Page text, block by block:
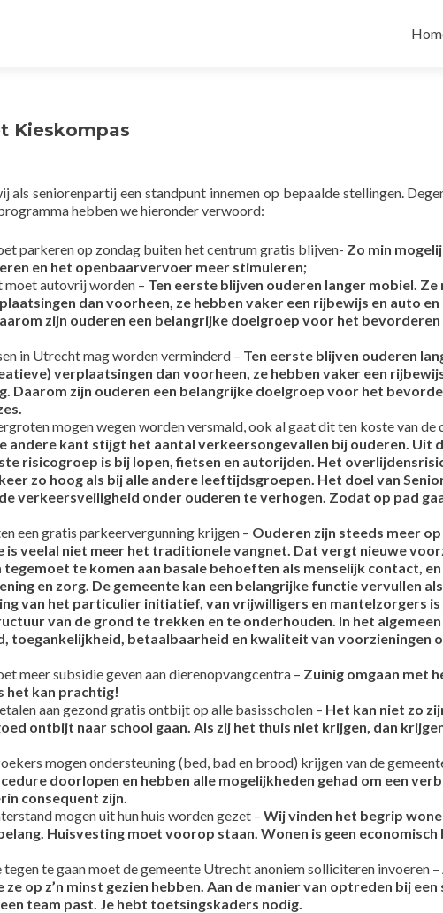
Kieskompas
als seniorenpartij een standpunt innemen op bepaalde stellingen.
hebben we hieronder verwoord:
parkeren op zondag buiten het centrum gratis blijven- Zo min
en het openbaarvervoer meer stimuleren;
autovrij worden – Ten eerste blijven ouderen langer mobiel. Ze
dan voorheen, ze hebben vaker een rijbewijs en auto en
zijn ouderen een belangrijke doelgroep voor het bevorderen
in Utrecht mag worden verminderd – Ten eerste blijven ouderen
verplaatsingen dan voorheen, ze hebben vaker een
Daarom zijn ouderen een belangrijke doelgroep voor het
mogen wegen worden versmald, ook al gaat dit ten koste van
andere kant stijgt het aantal verkeersongevallen bij ouderen. Uit
risicogroep is bij lopen, fietsen en autorijden. Het
zo hoog als bij alle andere leeftijdsgroepen. Het doel van
verkeersveiligheid onder ouderen te verhogen. Zodat op pad
een gratis parkeervergunning krijgen – Ouderen zijn steeds meer
is veelal niet meer het traditionele vangnet. Dat vergt nieuwe
te komen aan basale behoeften als menselijk contact,
en zorg. De gemeente kan een belangrijke functie vervullen
van het particulier initiatief, van vrijwilligers en mantelzorgers
van de grond te trekken en te onderhouden. In het
toegankelijkheid, betaalbaarheid en kwaliteit van voorzieningen
meer subsidie geven aan dierenopvangcentra – Zuinig omgaan met
het kan prachtig!
aan gezond gratis ontbijt op alle basisscholen – Het kan niet zo
ontbijt naar school gaan. Als zij het thuis niet krijgen, dan
mogen ondersteuning (bed, bad en brood) krijgen van de
doorlopen en hebben alle mogelijkheden gehad om een
consequent zijn.
mogen uit hun huis worden gezet – Wij vinden het begrip
Huisvesting moet voorop staan. Wonen is geen economisch
te gaan moet de gemeente Utrecht anoniem solliciteren invoeren –
op z’n minst gezien hebben. Aan de manier van optreden bij
team past. Je hebt toetsingskaders nodig.